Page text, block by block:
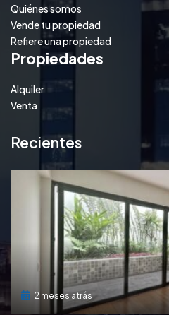
Quiénes somos
Vende tu propiedad
Refiere una propiedad
Propiedades
Alquiler
Venta
Recientes
2 meses atrás